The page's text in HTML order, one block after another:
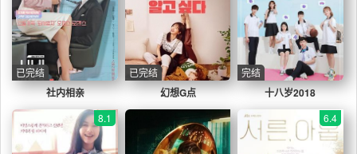
社内相亲
已完结
幻想G点
已完结
十八岁2018
完结
8.1 6.4